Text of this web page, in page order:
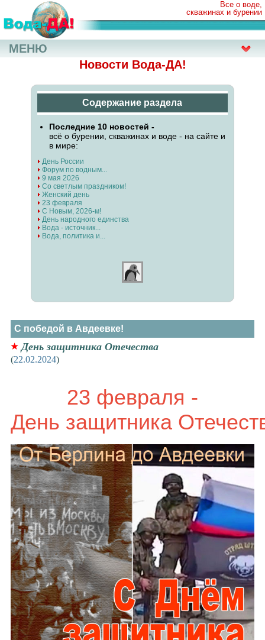
Все о воде,
скважинах и бурении
Новости Вода-ДА!
Содержание раздела
Последние 10 новостей -
всё о бурении, скважинах и воде - на сайте и
в мире:
День России
Форум по водным...
9 мая 2026
Со светлым праздником!
Женский день
23 февраля
С Новым, 2026-м!
День народного единства
Вода - источник...
Вода, политика и...
С победой в Авдеевке!
День защитника Отечества
(22.02.2024)
23 февраля -
День защитника
МЕНЮ